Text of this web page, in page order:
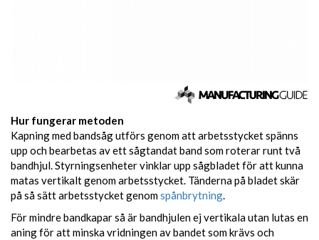
Hur fungerar metoden
Kapning med bandsåg utförs genom att arbetsstycket spänns
upp och bearbetas av ett sågtandat band som roterar runt två
bandhjul. Styrningsenheter vinklar upp sågbladet för att kunna
matas vertikalt genom arbetsstycket. Tänderna på bladet skär
på så sätt arbetsstycket genomspånbrytning.
För mindre bandkapar så är bandhjulen ej vertikala utan lutas en
aning för att minska vridningen av bandet som krävs och